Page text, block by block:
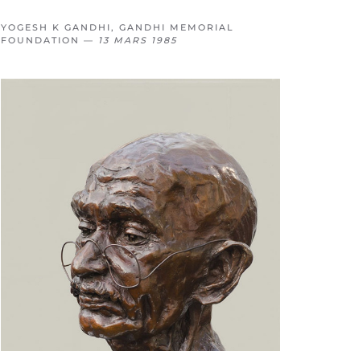
YOGESH K GANDHI, GANDHI MEMORIAL
FOUNDATION —
13 MARS 1985